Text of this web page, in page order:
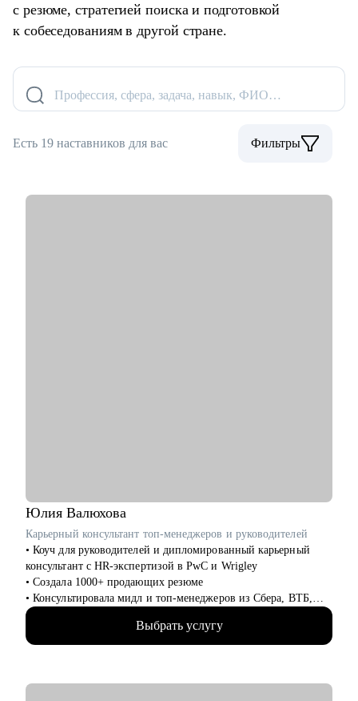
с резюме, стратегией поиска и подготовкой
к собеседованиям в другой стране.
Профессия, сфера, задача, навык, ФИО…
Есть 19 наставников для вас Фильтры
Юлия Валюхова
Карьерный консультант топ-менеджеров и руководителей
• Коуч для руководителей и дипломированный карьерный
консультант с HR-экспертизой в PwC и Wrigley
• Создала 1000+ продающих резюме
• Консультировала мидл и топ-менеджеров из Сбера, ВТБ,
Газпрома, РЖД, Минстроя РФ
• Глубоко знаю систему отбора в российских компаниях и
требования работодателей
Выбрать услугу